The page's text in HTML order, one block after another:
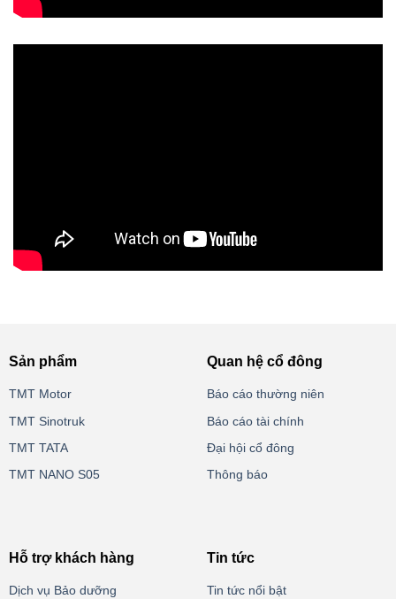
Sản phẩm
TMT Motor
TMT Sinotruk
TMT TATA
TMT NANO S05
Quan hệ cổ đông
Báo cáo thường niên
Báo cáo tài chính
Đại hội cổ đông
Thông báo
Hỗ trợ khách hàng
Dịch vụ Bảo dưỡng
Tin tức
Tin tức nổi bật